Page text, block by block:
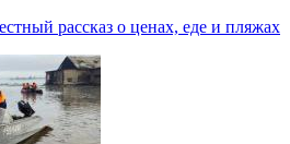
рассказ о ценах, еде и пляжах